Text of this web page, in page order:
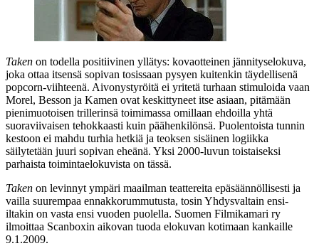
Taken on todella positiivinen yllätys: kovaotteinen jännityselokuva,
joka ottaa itsensä sopivan tosissaan pysyen kuitenkin täydellisenä
popcorn-viihteenä. Aivonystyröitä ei yritetä turhaan stimuloida vaan
Morel, Besson ja Kamen ovat keskittyneet itse asiaan, pitämään
pienimuotoisen trillerinsä toimimassa omillaan ehdoilla yhtä
suoraviivaisen tehokkaasti kuin päähenkilönsä. Puolentoista tunnin
kestoon ei mahdu turhia hetkiä ja teoksen sisäinen logiikka
säilytetään juuri sopivan eheänä. Yksi 2000‑luvun toistaiseksi
parhaista toimintaelokuvista on tässä.
Taken on levinnyt ympäri maailman teattereita epäsäännöllisesti ja
vailla suurempaa ennakkorummutusta, tosin Yhdysvaltain ensi-
iltakin on vasta ensi vuoden puolella. Suomen Filmikamari ry
ilmoittaa Scanboxin aikovan tuoda elokuvan kotimaan kankaille
9.1.2009.